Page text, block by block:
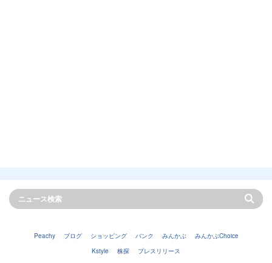
Peachy ブログ ショッピング バンク みんかぶ
みんかぶChoice
Kstyle
株探 プレスリリース